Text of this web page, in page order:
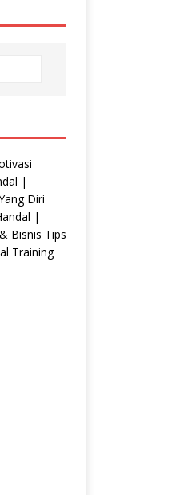
|
Diri
|
Bisnis Tips
Training